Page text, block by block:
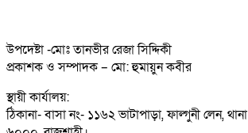
উপদেষ্টা -মোঃ তানভীর রেজা সিদ্দিকী
প্রকাশক ও সম্পাদক – মো: হুমায়ুন কবীর
স্থায়ী কার্যালয়:
ঠিকানা- বাসা নং- ১১৬২ ভাটাপাড়া, ফাল্গুনী লেন,